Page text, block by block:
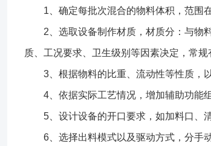
1、确定每批次混合的物料体积，范围
2、选取设备制作材质，材质分：与物料
质、工况要求、卫生级别等因素决定，常
3、根据物料的比重、流动性等性质，以
4、依据实际工艺情况，增加辅助功能
5、设计设备的开口要求，如加料口、
6、选择出料模式以及驱动方式，分手